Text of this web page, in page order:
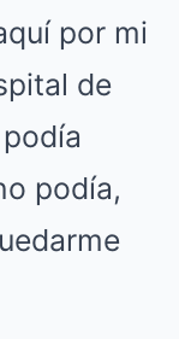
por mi
de
podía,